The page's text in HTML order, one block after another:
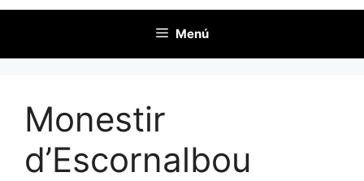
Menú
Monestir
d’Escornalbou